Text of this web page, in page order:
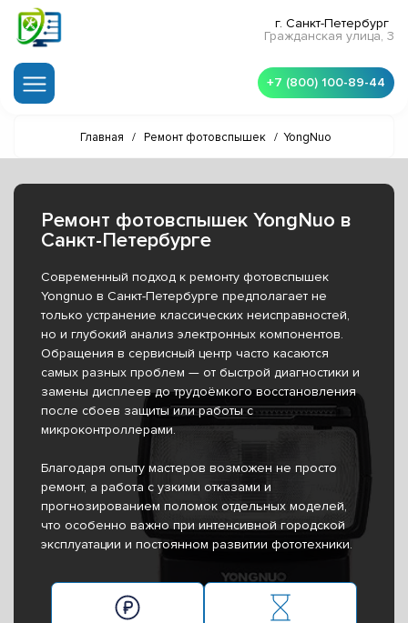
г. Санкт-Петербург
Гражданская улица, 3
+7 (800) 100-89-44
Главная / Ремонт фотовспышек / YongNuo
Ремонт фотовспышек YongNuo в
Санкт-Петербурге
Современный подход к ремонту фотовспышек
Yongnuo в Санкт-Петербурге предполагает не
только устранение классических неисправностей,
но и глубокий анализ электронных компонентов.
Обращения в сервисный центр часто касаются
самых разных проблем — от быстрой диагностики и
замены дисплеев до трудоёмкого восстановления
после сбоев защиты или работы с
микроконтроллерами.
Благодаря опыту мастеров возможен не просто
ремонт, а работа с узкими отказами и
прогнозированием поломок отдельных моделей,
что особенно важно при интенсивной городской
эксплуатации и постоянном развитии фототехники.